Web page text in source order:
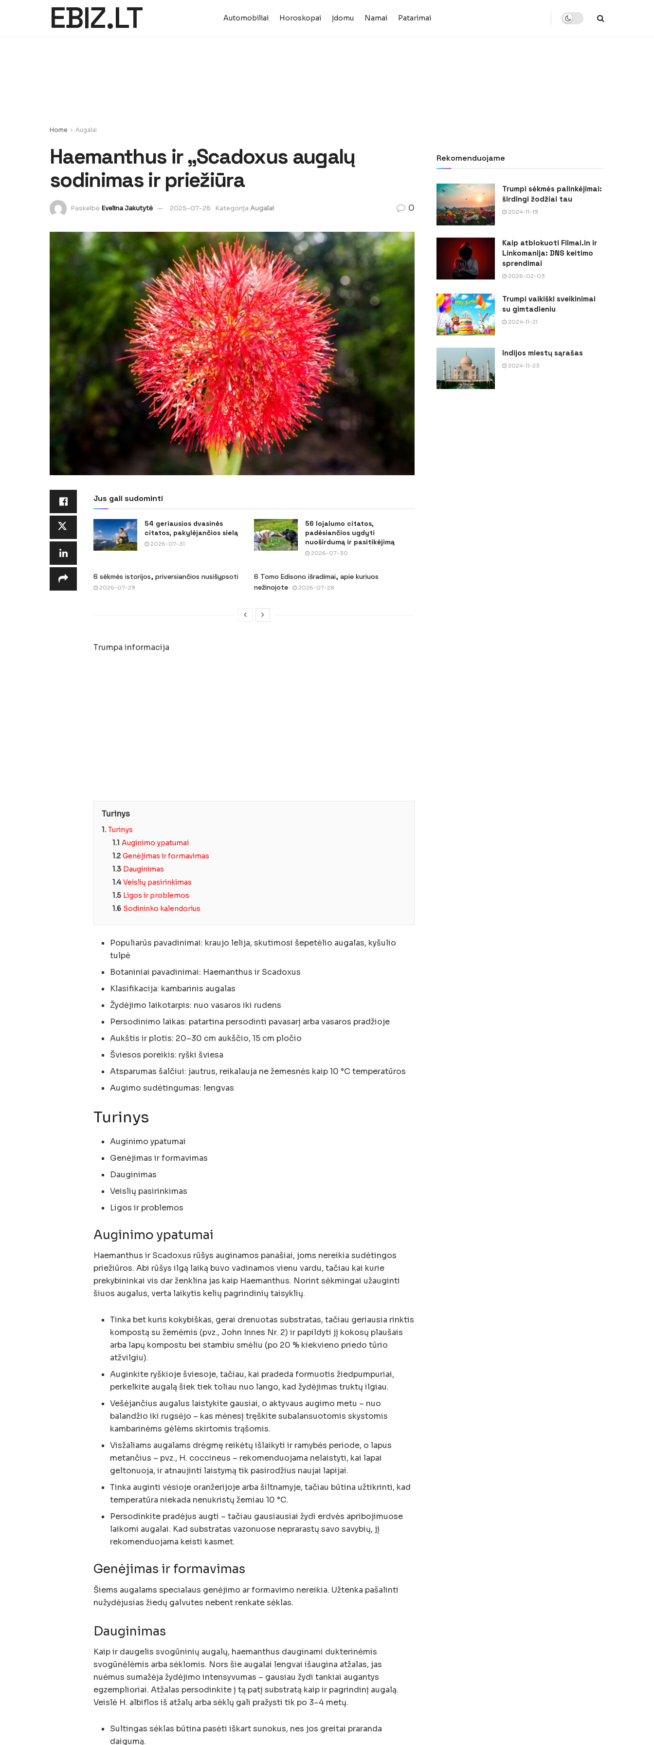
EBIZ.LT Automobiliai Horoskopai Įdomu Namai Patarimai
Home Augalai
Haemanthus ir „Scadoxus augalų
sodinimas ir priežiūra
Paskelbė Evelina Jakutytė 2025-07-28 Kategorija Augalai 0
Jus gali sudominti
54 geriausios dvasinės
citatos, pakylėjančios sielą
2026-07-31
56 lojalumo citatos,
padėsiančios ugdyti
nuoširdumą ir pasitikėjimą
2026-07-30
6 sėkmės istorijos, priversiančios nusišypsoti
2026-07-29
6 Tomo Edisono išradimai, apie kuriuos
nežinojote
2026-07-28
Trumpa informacija
Turinys
1. Turinys
1.1 Auginimo ypatumai
1.2 Genėjimas ir formavimas
1.3 Dauginimas
1.4 Veislių pasirinkimas
1.5 Ligos ir problemos
1.6 Sodininko kalendorius
Populiarūs pavadinimai: kraujo lelija, skutimosi šepetėlio augalas, kyšulio
tulpė
Botaniniai pavadinimai: Haemanthus ir Scadoxus
Klasifikacija: kambarinis augalas
Žydėjimo laikotarpis: nuo vasaros iki rudens
Persodinimo laikas: patartina persodinti pavasarį arba vasaros pradžioje
Aukštis ir plotis: 20–30 cm aukščio, 15 cm pločio
Šviesos poreikis: ryški šviesa
Atsparumas šalčiui: jautrus, reikalauja ne žemesnės kaip 10 °C temperatūros
Augimo sudėtingumas: lengvas
Turinys
Auginimo ypatumai
Genėjimas ir formavimas
Dauginimas
Veislių pasirinkimas
Ligos ir problemos
Auginimo ypatumai
Haemanthus ir Scadoxus rūšys auginamos panašiai, joms nereikia sudėtingos
priežiūros. Abi rūšys ilgą laiką buvo vadinamos vienu vardu, tačiau kai kurie
prekybininkai vis dar ženklina jas kaip Haemanthus. Norint sėkmingai užauginti
šiuos augalus, verta laikytis kelių pagrindinių taisyklių.
Tinka bet kuris kokybiškas, gerai drenuotas substratas, tačiau geriausia rinktis
kompostą su žemėmis (pvz., John Innes Nr. 2) ir papildyti jį kokosų plaušais
arba lapų kompostu bei stambiu smėliu (po 20 % kiekvieno priedo tūrio
atžvilgiu).
Auginkite ryškioje šviesoje, tačiau, kai pradeda formuotis žiedpumpuriai,
perkelkite augalą šiek tiek toliau nuo lango, kad žydėjimas truktų ilgiau.
Vešėjančius augalus laistykite gausiai, o aktyvaus augimo metu – nuo
balandžio iki rugsėjo – kas mėnesį tręškite subalansuotomis skystomis
kambarinėms gėlėms skirtomis trąšomis.
Visžaliams augalams drėgmę reikėtų išlaikyti ir ramybės periode, o lapus
metančius – pvz., H. coccineus – rekomenduojama nelaistyti, kai lapai
geltonuoja, ir atnaujinti laistymą tik pasirodžius naujai lapijai.
Tinka auginti vėsioje oranžerijoje arba šiltnamyje, tačiau būtina užtikrinti, kad
temperatūra niekada nenukristų žemiau 10 °C.
Persodinkite pradėjus augti – tačiau gausiausiai žydi erdvės apribojimuose
laikomi augalai. Kad substratas vazonuose neprarastų savo savybių, jį
rekomenduojama keisti kasmet.
Genėjimas ir formavimas
Šiems augalams specialaus genėjimo ar formavimo nereikia. Užtenka pašalinti
nužydėjusias žiedų galvutes nebent renkate sėklas.
Dauginimas
Kaip ir daugelis svogūninių augalų, haemanthus dauginami dukterinėmis
svogūnėlėmis arba sėklomis. Nors šie augalai lengvai išaugina atžalas, jas
nuėmus sumažėja žydėjimo intensyvumas – gausiau žydi tankiai augantys
egzemplioriai. Atžalas persodinkite į tą patį substratą kaip ir pagrindinį augalą.
Veislė H. albiflos iš atžalų arba sėklų gali pražysti tik po 3–4 metų.
Sultingas sėklas būtina pasėti iškart sunokus, nes jos greitai praranda
daigumą.
Rekomenduojame
Trumpi sėkmės palinkėjimai:
širdingi žodžiai tau
2024-11-19
Kaip atblokuoti Filmai.in ir
Linkomanija: DNS keitimo
sprendimai
2026-02-03
Trumpi vaikiški sveikinimai
su gimtadieniu
2024-11-21
Indijos miestų sąrašas
2024-11-23